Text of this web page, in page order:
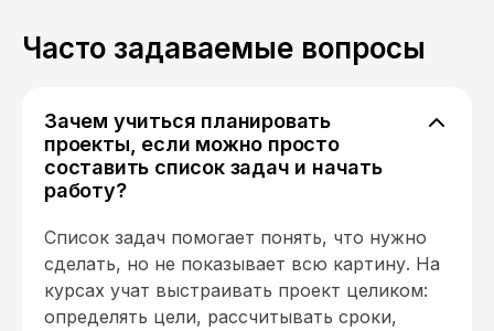
Часто задаваемые вопросы
Зачем учиться планировать
проекты, если можно просто
составить список задач и начать
работу?
Список задач помогает понять, что нужно
сделать, но не показывает всю картину. На
курсах учат выстраивать проект целиком:
определять цели, рассчитывать сроки,